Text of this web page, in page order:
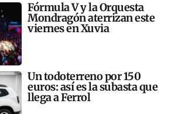
Fórmula V y la Orquesta
Mondragón aterrizan este
viernes en Xuvia
Un todoterreno por 150
euros: así es la subasta que
llega a Ferrol